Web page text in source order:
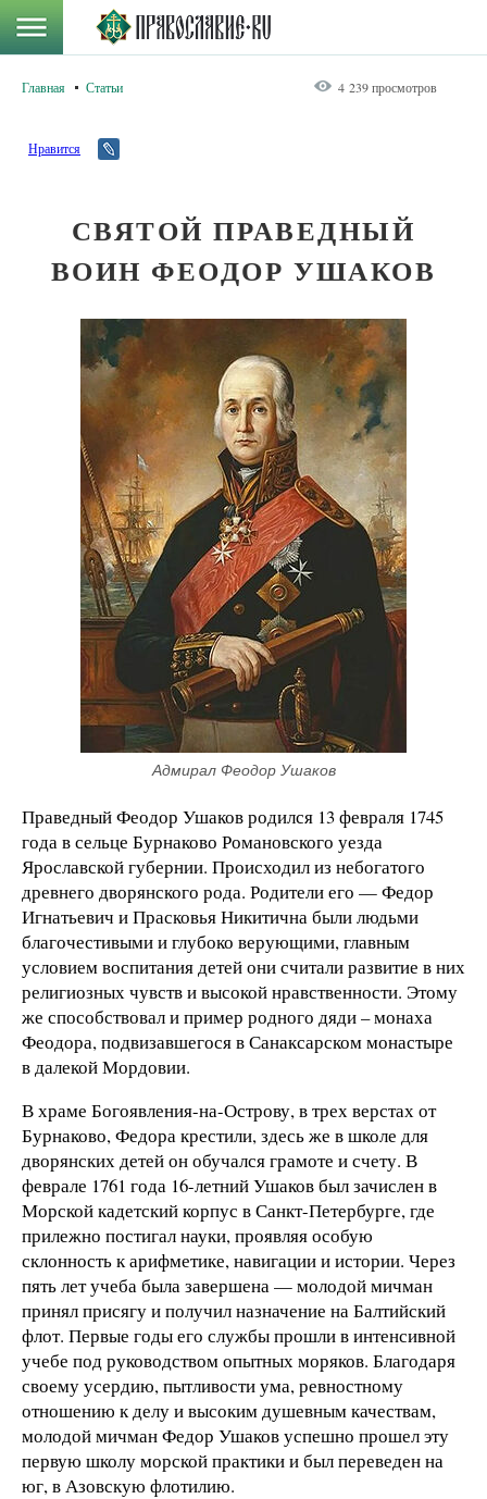
Главная Статьи 4 239 просмотров
Нравится
СВЯТОЙ ПРАВЕДНЫЙ
ВОИН ФЕОДОР УШАКОВ
Адмирал Феодор Ушаков
Праведный Феодор Ушаков родился 13 февраля 1745
года в сельце Бурнаково Романовского уезда
Ярославской губернии. Происходил из небогатого
древнего дворянского рода. Родители его — Федор
Игнатьевич и Прасковья Никитична были людьми
благочестивыми и глубоко верующими, главным
условием воспитания детей они считали развитие в них
религиозных чувств и высокой нравственности. Этому
же способствовал и пример родного дяди – монаха
Феодора, подвизавшегося в Санаксарском монастыре
в далекой Мордовии.
В храме Богоявления-на-Острову, в трех верстах от
Бурнаково, Федора крестили, здесь же в школе для
дворянских детей он обучался грамоте и счету. В
феврале 1761 года 16-летний Ушаков был зачислен в
Морской кадетский корпус в Санкт-Петербурге, где
прилежно постигал науки, проявляя особую
склонность к арифметике, навигации и истории. Через
пять лет учеба была завершена — молодой мичман
принял присягу и получил назначение на Балтийский
флот. Первые годы его службы прошли в интенсивной
учебе под руководством опытных моряков. Благодаря
своему усердию, пытливости ума, ревностному
отношению к делу и высоким душевным качествам,
молодой мичман Федор Ушаков успешно прошел эту
первую школу морской практики и был переведен на
юг, в Азовскую флотилию.